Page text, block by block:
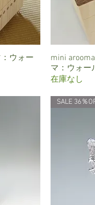
ウォー
ク
mini
マ：ウォー
在庫なし
SALE 36％